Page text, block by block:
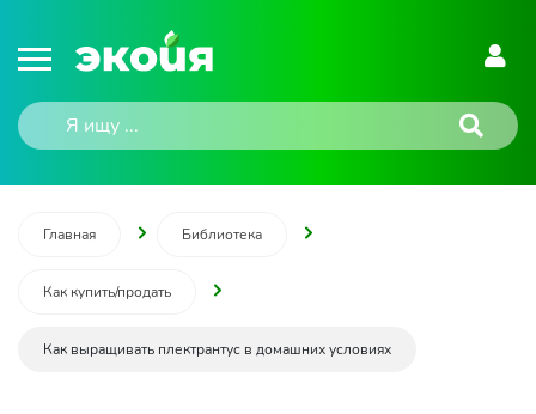
Главная Библиотека
Как купить/продать
Как выращивать плектрантус в домашних условиях